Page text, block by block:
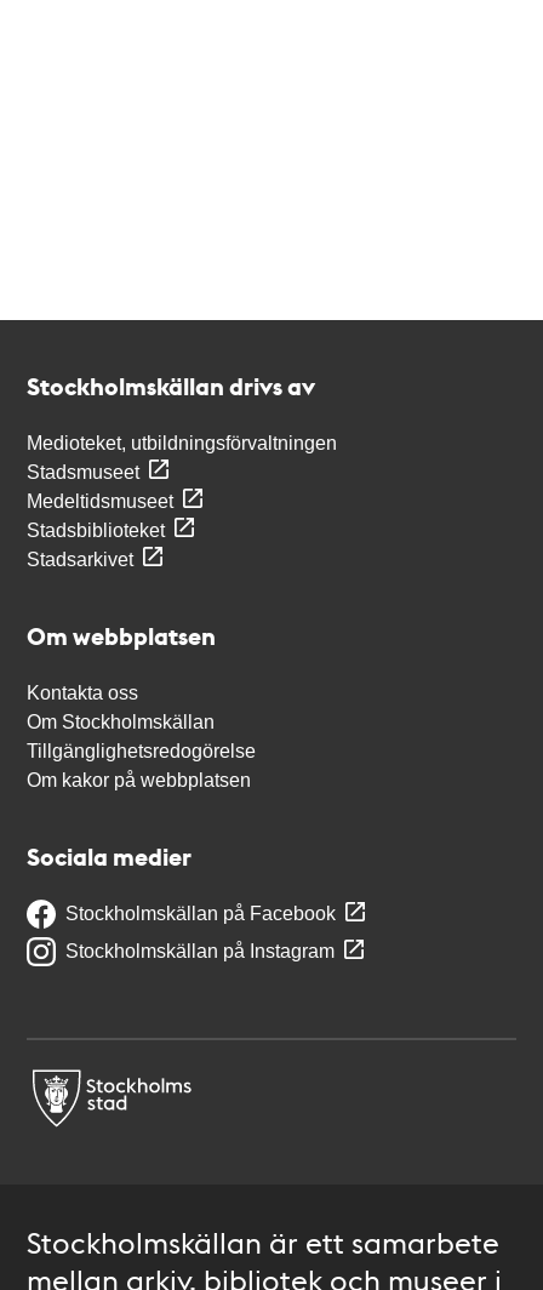
Stockholmskällan drivs av
Medioteket, utbildningsförvaltningen
Stadsmuseet
Medeltidsmuseet
Stadsbiblioteket
Stadsarkivet
Om webbplatsen
Kontakta oss
Om Stockholmskällan
Tillgänglighetsredogörelse
Om kakor på webbplatsen
Sociala medier
Stockholmskällan på Facebook
Stockholmskällan på Instagram
Stockholmskällan är ett samarbete
mellan arkiv, bibliotek och museer i